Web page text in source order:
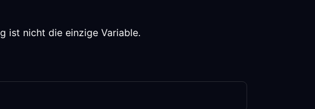
ist nicht die einzige Variable.